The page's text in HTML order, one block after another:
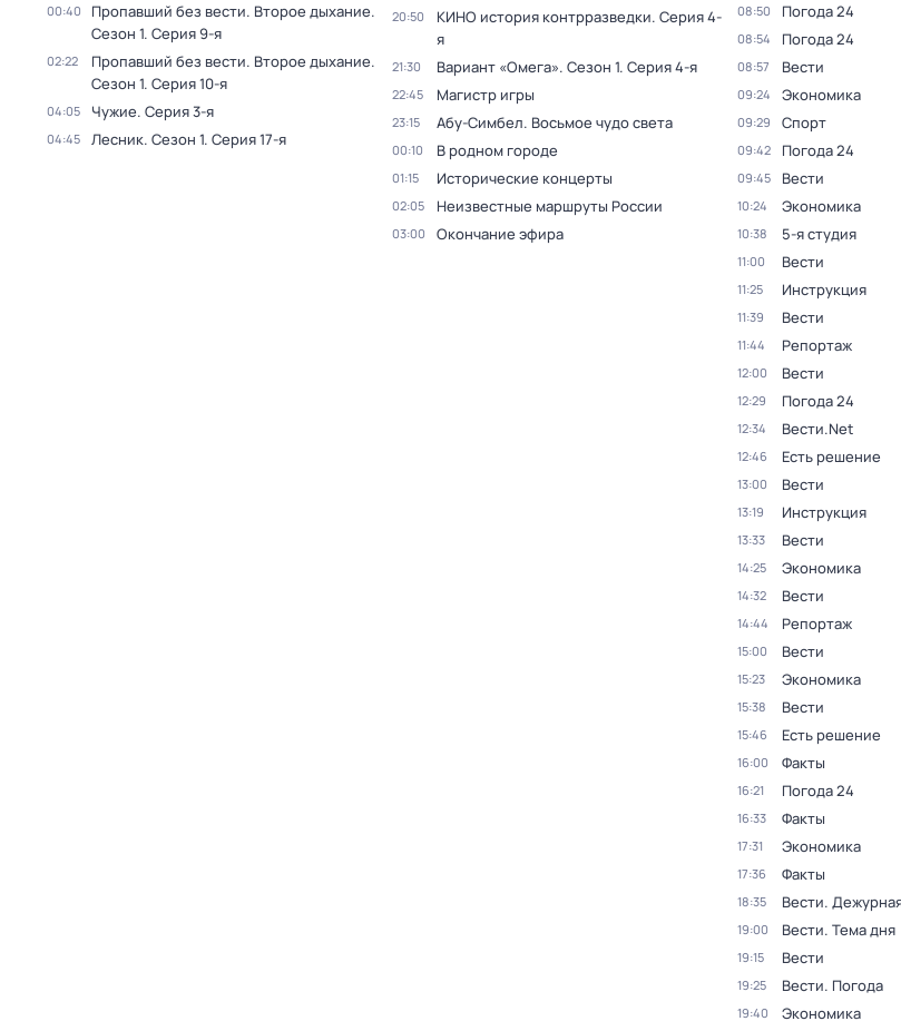
00:40 Пропавший без вести. Второе дыхание.
Сезон 1. Серия 9-я
02:22 Пропавший без вести. Второе дыхание.
Сезон 1. Серия 10-я
04:05 Чужие. Серия 3-я
04:45 Лесник. Сезон 1. Серия 17-я
20:50 КИНО история контрразведки. Серия 4-
я
21:30 Вариант «Омега». Сезон 1. Серия 4-я
22:45 Магистр игры
23:15 Абу-Симбел. Восьмое чудо света
00:10 В родном городе
01:15 Исторические концерты
02:05 Неизвестные маршруты России
03:00 Окончание эфира
08:50 Погода 24
08:54 Погода 24
08:57 Вести
09:24 Экономика
09:29 Спорт
09:42 Погода 24
09:45 Вести
10:24 Экономика
10:38 5-я студия
11:00 Вести
11:25 Инструкция
11:39 Вести
11:44 Репортаж
12:00 Вести
12:29 Погода 24
12:34 Вести.Net
12:46 Есть решение
13:00 Вести
13:19 Инструкция
13:33 Вести
14:25 Экономика
14:32 Вести
14:44 Репортаж
15:00 Вести
15:23 Экономика
15:38 Вести
15:46 Есть решение
16:00 Факты
16:21 Погода 24
16:33 Факты
17:31 Экономика
17:36 Факты
18:35 Вести.
19:00 Вести. Тема дня
19:15 Вести
19:25 Вести. Погода
19:40 Экономика